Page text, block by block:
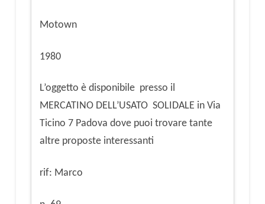
Motown
1980
L’oggetto è disponibile presso il
MERCATINO DELL’USATO SOLIDALE in Via
Ticino 7 Padova dove puoi trovare tante
altre proposte interessanti
rif: Marco